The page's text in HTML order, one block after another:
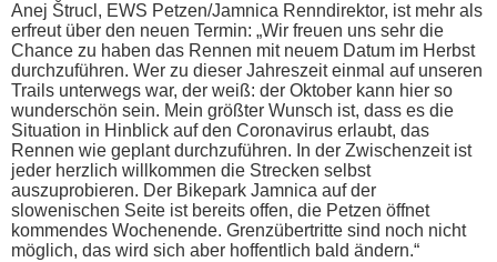
Anej Štrucl, EWS Petzen/Jamnica Renndirektor, ist mehr als
erfreut über den neuen Termin: „Wir freuen uns sehr die
Chance zu haben das Rennen mit neuem Datum im Herbst
durchzuführen. Wer zu dieser Jahreszeit einmal auf unseren
Trails unterwegs war, der weiß: der Oktober kann hier so
wunderschön sein. Mein größter Wunsch ist, dass es die
Situation in Hinblick auf den Coronavirus erlaubt, das
Rennen wie geplant durchzuführen. In der Zwischenzeit ist
jeder herzlich willkommen die Strecken selbst
auszuprobieren. Der Bikepark Jamnica auf der
slowenischen Seite ist bereits offen, die Petzen öffnet
kommendes Wochenende. Grenzübertritte sind noch nicht
möglich, das wird sich aber hoffentlich bald ändern.“